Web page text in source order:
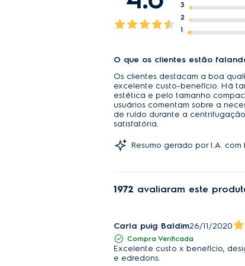
3
2
1
O que os clientes estão
Os clientes destacam a boa
excelente custo-benefício. Há
estética e pelo tamanho
usuários comentam sobre a
de ruído durante a
satisfatória.
Resumo gerado por I.A.
1972 avaliaram este
Carla puig Baldim26/11/2020
Compra Verificada
Excelente custo x benefício,
e edredons.